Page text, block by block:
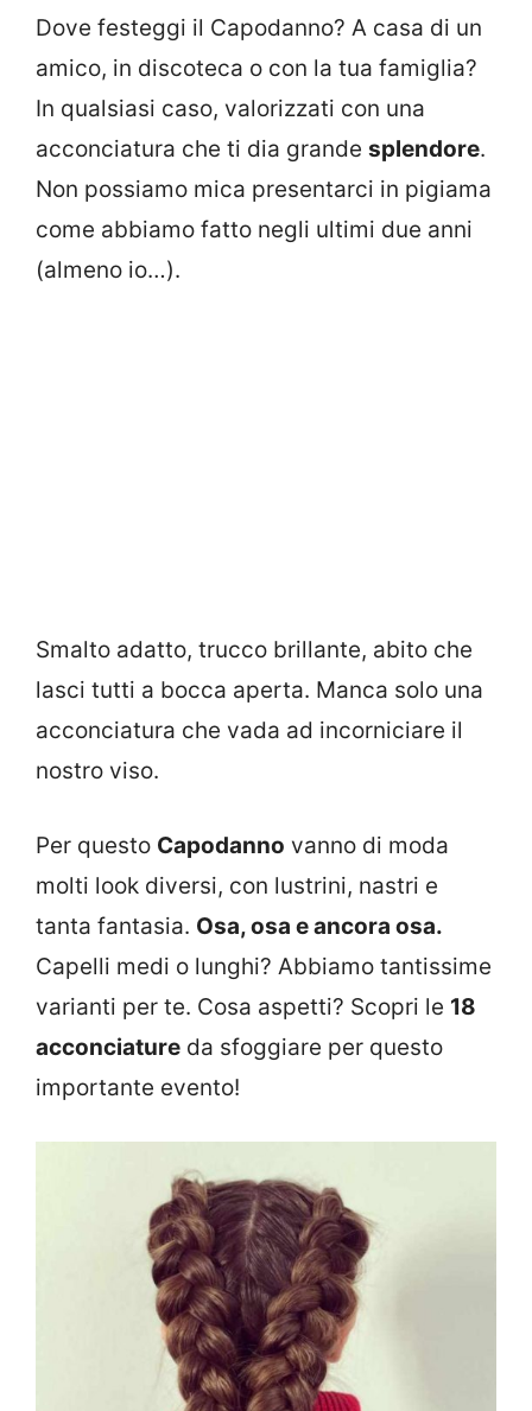
Dove festeggi il Capodanno? A casa di un
amico, in discoteca o con la tua famiglia?
In qualsiasi caso, valorizzati con una
acconciatura che ti dia grande splendore.
Non possiamo mica presentarci in pigiama
come abbiamo fatto negli ultimi due anni
(almeno io…).
Smalto adatto, trucco brillante, abito che
lasci tutti a bocca aperta. Manca solo una
acconciatura che vada ad incorniciare il
nostro viso.
Per questo Capodanno vanno di moda
molti look diversi, con lustrini, nastri e
tanta fantasia. Osa, osa e ancora osa.
Capelli medi o lunghi? Abbiamo tantissime
varianti per te. Cosa aspetti? Scopri le 18
acconciature da sfoggiare per questo
importante evento!